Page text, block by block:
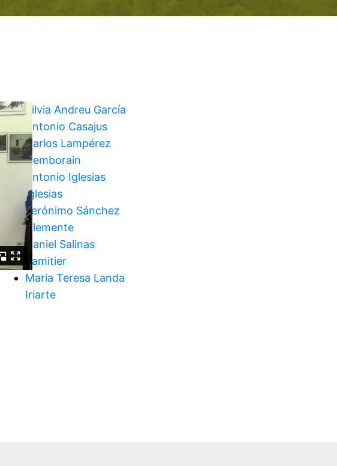
Silvia Andreu García
Antonio Casajus
Carlos Lampérez
Cemborain
Antonio Iglesias
Iglesias
Jerónimo Sánchez
Clemente
Daniel Salinas
Samitier
Maria Teresa Landa
Iriarte